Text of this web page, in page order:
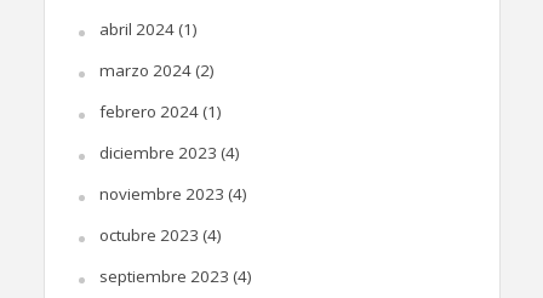
abril 2024(1)
marzo 2024(2)
febrero 2024(1)
diciembre 2023 (4)
noviembre 2023 (4)
octubre 2023 (4)
septiembre 2023 (4)